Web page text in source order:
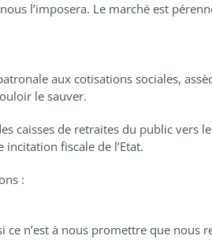
l’imposera. Le marché est
aux cotisations sociales,
le sauver.
caisses de retraites du public vers
incitation fiscale de l’Etat.
:
ce n’est à nous promettre que